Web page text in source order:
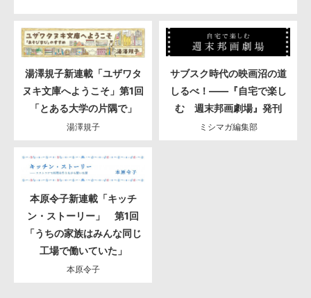
湯澤規子新連載「ユザワタ
ヌキ文庫へようこそ」第1回
「とある大学の片隅で」
湯澤規子
サブスク時代の映画沼の道
しるべ！――『自宅で楽し
む 週末邦画劇場』発刊
ミシマガ編集部
本原令子新連載「キッチ
ン・ストーリー」 第1回
「うちの家族はみんな同じ
工場で働いていた」
本原令子